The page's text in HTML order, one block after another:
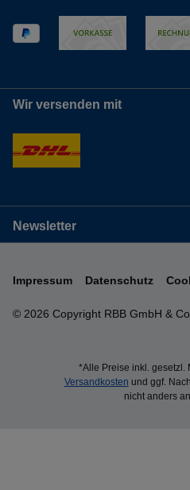
Wir versenden mit
Newsletter
© 2026 Copyright RBB GmbH &
Impressum Datenschutz
*Alle Preise inkl. gesetzl.
Versandkosten und ggf.
nicht anders